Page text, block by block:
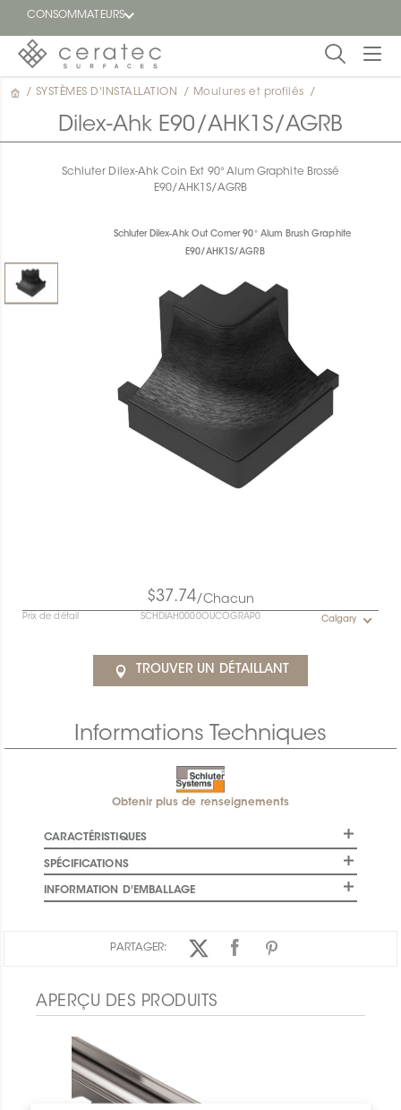
CONSOMMATEURS
En
vedette
détaillant
/ SYSTÈMES D'INSTALLATION / Moulures et profilés /
Dilex-Ahk E90/AHK1S/AGRB
Schluter Dilex-Ahk Coin Ext 90° Alum Graphite Brossé
E90/AHK1S/AGRB
Schluter Dilex-Ahk Out Corner 90° Alum Brush Graphite
E90/AHK1S/AGRB
$37.74/Chacun
Prix de détail SCHDIAH0000OUCOGRAP0 Calgary
TROUVER UN DÉTAILLANT
Informations Techniques
Obtenir plus de renseignements
CARACTÉRISTIQUES
SPÉCIFICATIONS
INFORMATION D'EMBALLAGE
PARTAGER:
APERÇU DES PRODUITS